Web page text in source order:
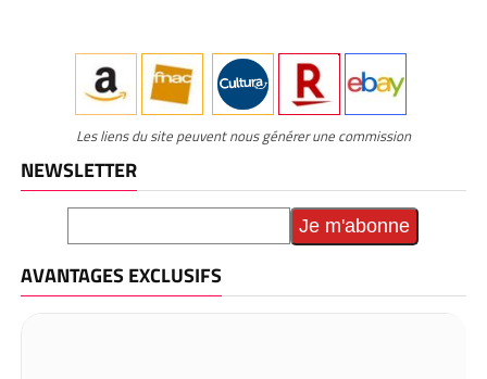
Les liens du site peuvent nous générer une commission
NEWSLETTER
AVANTAGES EXCLUSIFS